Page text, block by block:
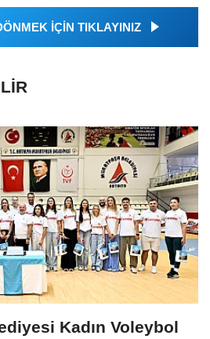
İÇİN TIKLAYINIZ
Kadın Voleybol